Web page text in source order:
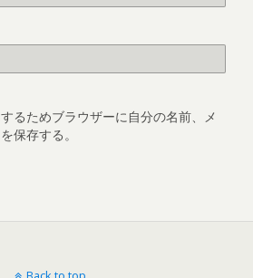
るためブラウザーに自分の名前、メ
保存する。